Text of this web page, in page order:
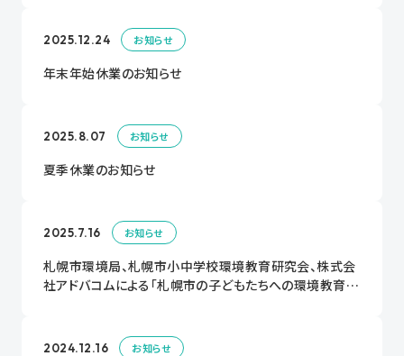
2025.12.24 お知らせ
年末年始休業のお知らせ
2025.8.07 お知らせ
夏季休業のお知らせ
2025.7.16 お知らせ
札幌市環境局、札幌市小中学校環境教育研究会、株式会
社アドバコムによる「札幌市の子どもたちへの環境教育・
2024.12.16 お知らせ